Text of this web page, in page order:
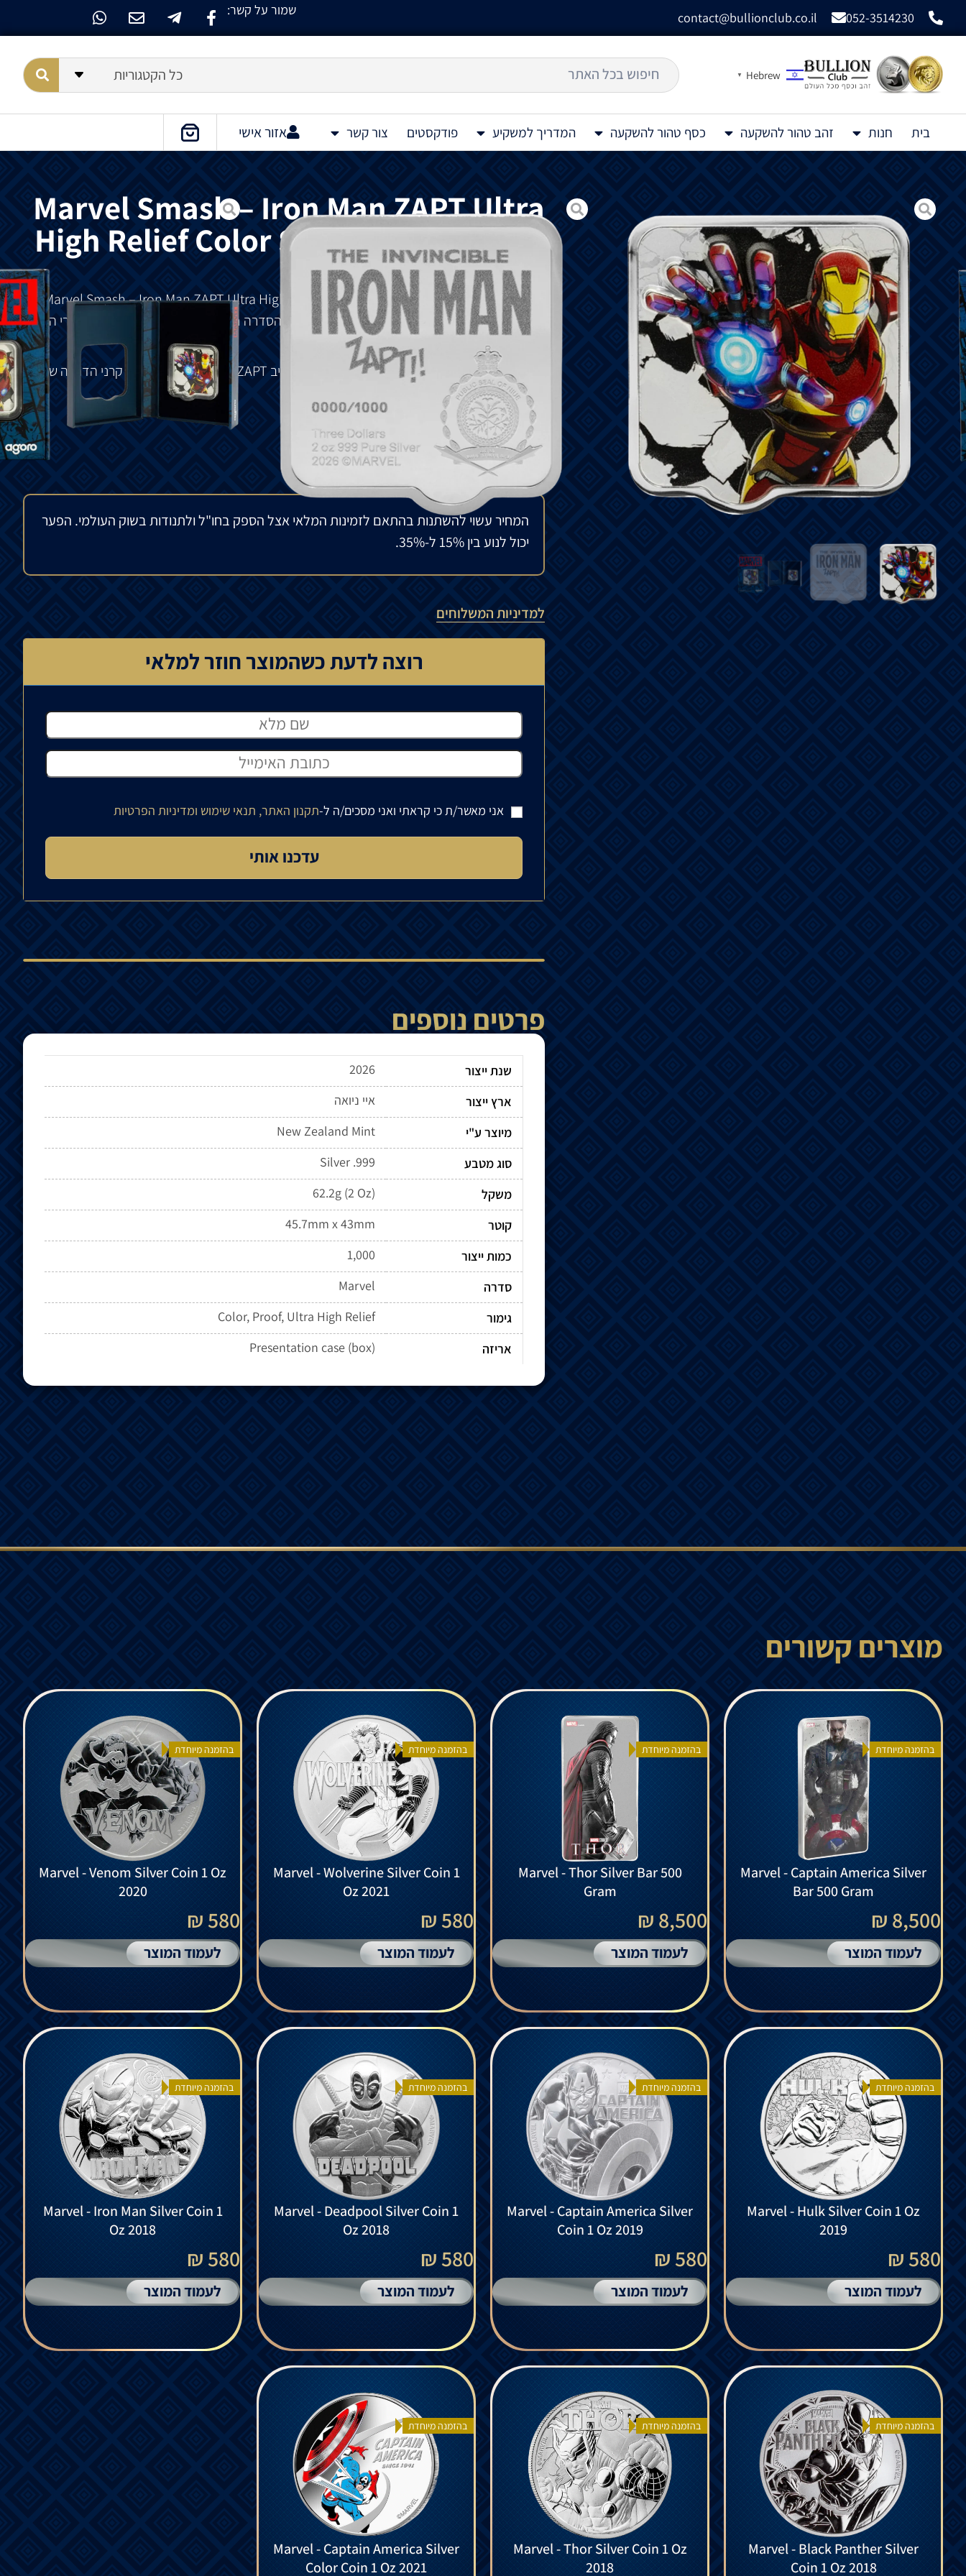
052-3514230
contact@bullionclub.co.il שמור על קשר:
Hebrew
▼ כל הקטגוריות
בית חנות זהב טהור להשקעה כסף טהור להשקעה המדריך למשקיע פודקסטים צור קשר אזור אישי
Marvel Smash – Iron Man ZAPT Ultra
High Relief Color Shaped Silver Coin
2 Oz 2026
מטבע כסף צבעוני בעל תבליט אולטרה גבוה Marvel Smash–Iron Man ZAPT Ultra High Relief
Color Shaped Silver Coin
2 Oz 2026 הוא חלק מהסדרה Marvel ‘Smash’ המציגה את גיבורי העל
האדירים של מארוול ואת כוחותיהם האגדיים.
במהדורה זו: איירון מן, הנוקם המשוריין, הכל סובב סביב ZAPT! – הכוח המחשמל של קרני הדחייה שלו
שחותכות דרך כל איום על שלום העולם.
מהדורה מוגבלת של 1,000 יחידות ממוספרות בלבד!
1,350
₪ להזמנה מיוחדת
המחיר עשוי להשתנות בהתאם לזמינות המלאי אצל הספק בחו"ל ולתנודות בשוק העולמי. הפער
יכול לנוע בין 15% ל-35%.
למדיניות המשלוחים
רוצה לדעת כשהמוצר חוזר למלאי
אני מאשר/ת כי קראתי ואני מסכים/ה ל-תקנון האתר, תנאי שימוש ומדיניות הפרטיות
פרטים נוספים
שנת ייצור
2026
ארץ ייצור
איי ניואה
מיוצר ע"י
New Zealand Mint
סוג מטבע
Silver .999
משקל
62.2g (2 Oz)
קוטר
45.7mm x 43mm
כמות ייצור
1,000
סדרה
Marvel
גימור
Color, Proof, Ultra High Relief
אריזה
Presentation case (box)
מוצרים קשורים
בהזמנה מיוחדת
Marvel - Captain America Silver
Bar 500 Gram
8,500 ₪
לעמוד המוצר
בהזמנה מיוחדת
Marvel - Thor Silver Bar 500
Gram
8,500 ₪
לעמוד המוצר
בהזמנה מיוחדת
Marvel - Wolverine Silver Coin 1
Oz 2021
580 ₪
לעמוד המוצר
בהזמנה מיוחדת
Marvel - Venom Silver Coin 1 Oz
2020
580 ₪
לעמוד המוצר
בהזמנה מיוחדת
Marvel - Hulk Silver Coin 1 Oz
2019
580 ₪
לעמוד המוצר
בהזמנה מיוחדת
Marvel - Captain America Silver
Coin 1 Oz 2019
580 ₪
לעמוד המוצר
בהזמנה מיוחדת
Marvel - Deadpool Silver Coin 1
Oz 2018
580 ₪
לעמוד המוצר
בהזמנה מיוחדת
Marvel - Iron Man Silver Coin 1
Oz 2018
580 ₪
לעמוד המוצר
בהזמנה מיוחדת
Marvel - Black Panther Silver
Coin 1 Oz 2018
בהזמנה מיוחדת
Marvel - Thor Silver Coin 1 Oz
2018
בהזמנה מיוחדת
Marvel - Captain America Silver
Color Coin 1 Oz 2021